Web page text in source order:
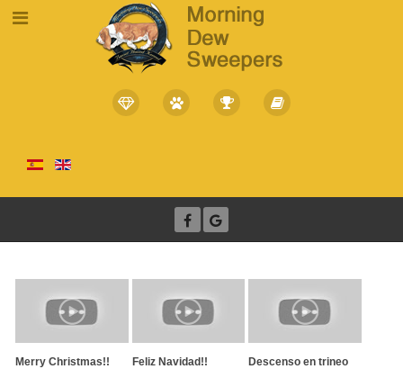
Merry Christmas!! Feliz Navidad!! Descenso en trineo